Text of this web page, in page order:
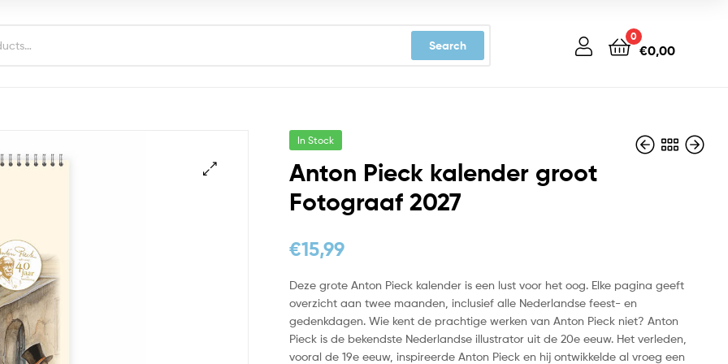
Search
0
€0,00
In Stock
Anton Pieck kalender groot
Fotograaf 2027
€15,99
Deze grote Anton Pieck kalender is een lust voor het oog. Elke pagina geeft
overzicht aan twee maanden, inclusief alle Nederlandse feest- en
gedenkdagen. Wie kent de prachtige werken van Anton Pieck niet? Anton
Pieck is de bekendste Nederlandse illustrator uit de 20e eeuw. Het verleden,
vooral de 19e eeuw, inspireerde Anton Pieck en hij ontwikkelde al vroeg een